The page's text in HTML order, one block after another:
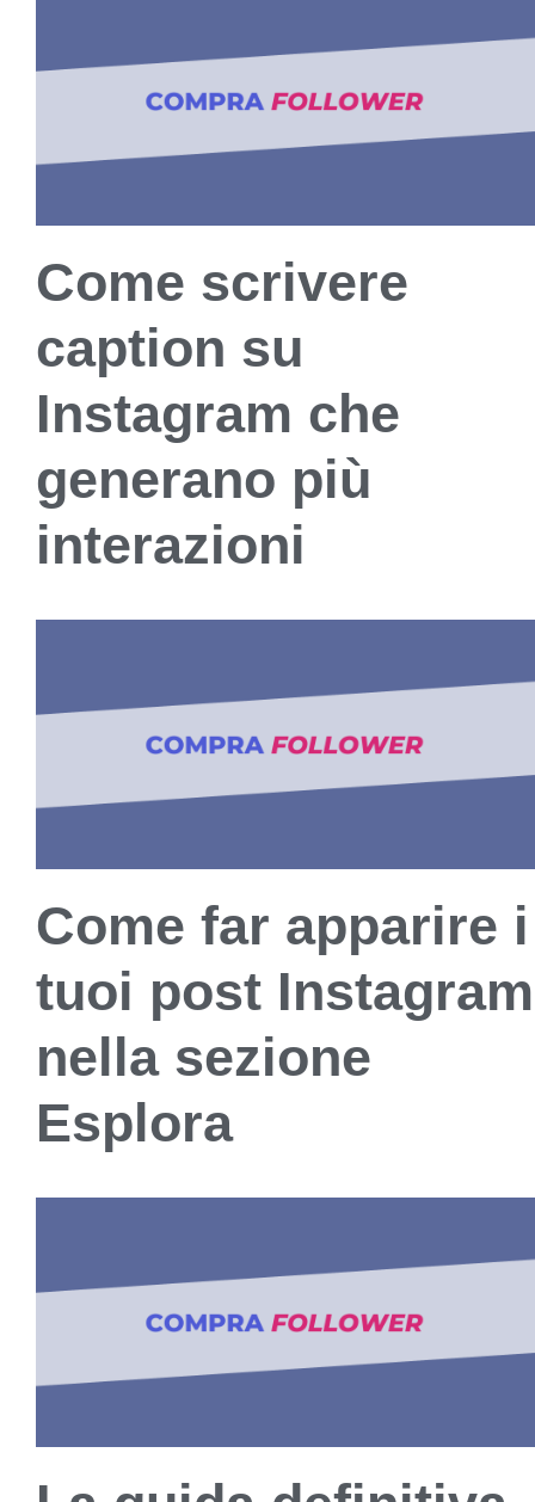
Come scrivere
caption su
Instagram che
generano più
interazioni
Come far apparire i
tuoi post Instagram
nella sezione
Esplora